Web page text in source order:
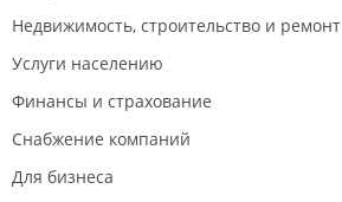
Недвижимость, строительство и ремонт
Услуги населению
Финансы и страхование
Снабжение компаний
Для бизнеса